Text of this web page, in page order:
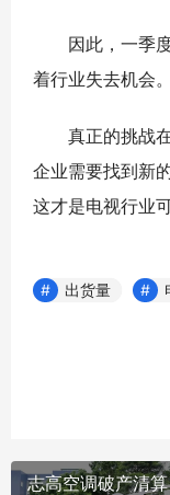
因此，一季
着行业失去机会。
真正的挑战
企业需要找到新
这才是电视行业
出货量
志高空调破产清